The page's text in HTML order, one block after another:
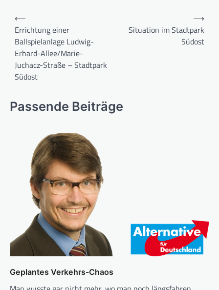
Beitragsnavigation
⟵
Errichtung einer
Ballspielanlage Ludwig-
Erhard-Allee/Marie-
Juchacz-Straße – Stadtpark
Südost
Situation im Stadtpark
Südost
⟶
Passende Beiträge
Geplantes Verkehrs-Chaos